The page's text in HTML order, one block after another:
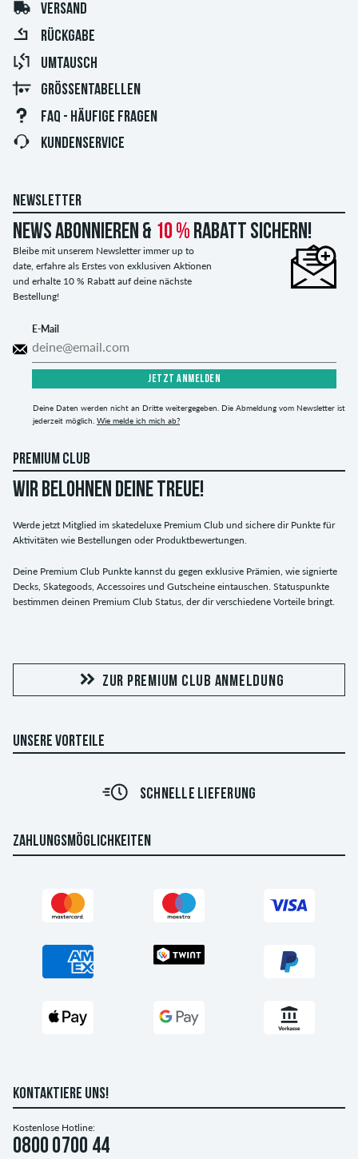
VERSAND
RÜCKGABE
UMTAUSCH
GRÖSSENTABELLEN
FAQ - HÄUFIGE FRAGEN
KUNDENSERVICE
NEWSLETTER
News abonnieren & 10 % Rabatt sichern!
Bleibe mit unserem Newsletter immer up to
date, erfahre als Erstes von exklusiven Aktionen
und erhalte 10 % Rabatt auf deine nächste
Bestellung!
E-Mail
JETZT ANMELDEN
Deine Daten werden nicht an Dritte weitergegeben. Die Abmeldung vom Newsletter ist
jederzeit möglich. Wie melde ich mich ab?
PREMIUM CLUB
WIR BELOHNEN DEINE TREUE!
Werde jetzt Mitglied im skatedeluxe Premium Club und sichere dir Punkte für
Aktivitäten wie Bestellungen oder Produktbewertungen.
Deine Premium Club Punkte kannst du gegen exklusive Prämien, wie signierte
Decks, Skategoods, Accessoires und Gutscheine eintauschen. Statuspunkte
bestimmen deinen Premium Club Status, der dir verschiedene Vorteile bringt.
ZUR PREMIUM CLUB ANMELDUNG
UNSERE VORTEILE
SCHNELLE LIEFERUNG
ZAHLUNGSMÖGLICHKEITEN
KONTAKTIERE UNS!
Kostenlose Hotline:
0800 0700 44